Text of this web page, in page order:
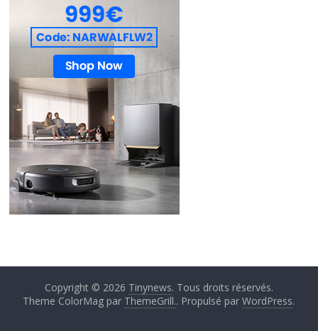
Copyright © 2026 Tinynews. Tous droits réservés.
Theme ColorMag par ThemeGrill.. Propulsé parWordPress.